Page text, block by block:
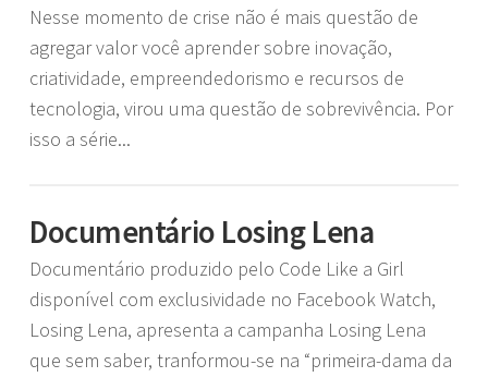
Nesse momento de crise não é mais questão de
agregar valor você aprender sobre inovação,
criatividade, empreendedorismo e recursos de
tecnologia, virou uma questão de sobrevivência. Por
isso a série...
Documentário Losing Lena
Documentário produzido pelo Code Like a Girl
disponível com exclusividade no Facebook Watch,
Losing Lena, apresenta a campanha Losing Lena
que sem saber, tranformou-se na “primeira-dama da